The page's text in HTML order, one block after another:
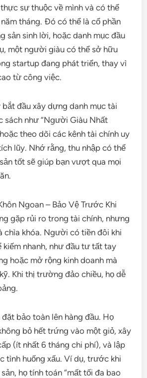
sự thuộc về mình và có thể
tháng. Đó có thể là cổ phần
sản sinh lời, hoặc danh mục đầu
một người giàu có thể sở hữu
startup đang phát triển, thay vì
từ công việc.
đầu xây dựng danh mục tài
sách như “Người Giàu Nhất
theo dõi các kênh tài chính uy
lũy. Nhớ rằng, thu nhập có thể
tốt sẽ giúp bạn vượt qua mọi
Ngoan – Bảo Vệ Trước Khi
gặp rủi ro trong tài chính, nhưng
chìa khóa. Người có tiền đôi khi
kiếm nhanh, như đầu tư tất tay
hoặc mở rộng kinh doanh mà
Khi thị trường đảo chiều, họ dễ
bảo toàn lên hàng đầu. Họ
bỏ hết trứng vào một giỏ, xây
(ít nhất 6 tháng chi phí), và lập
tình huống xấu. Ví dụ, trước khi
họ tính toán “mất tối đa bao